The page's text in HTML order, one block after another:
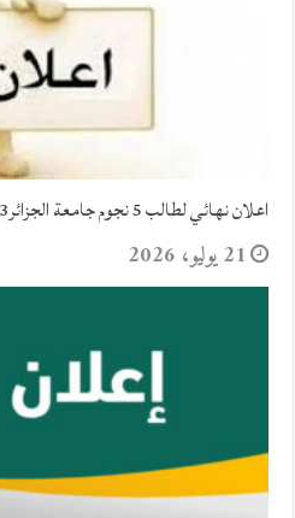
اعلان نهائي لطالب 5 نجوم جامعة الجزائر3
21 يوليو، 2026